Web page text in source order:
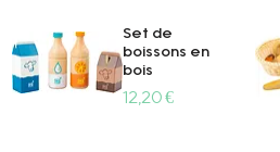
Set de
boissons en
bois
Prix
12,20 €